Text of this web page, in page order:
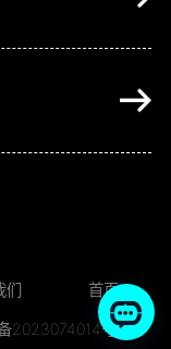
们 首页
2023074014号-2